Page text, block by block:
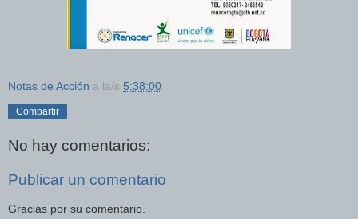
Notas de Acción a la/s 5:38:00
Compartir
No hay comentarios:
Publicar un comentario
Gracias por su comentario.